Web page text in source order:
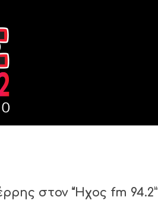
στον “Ήχος fm 94.2”